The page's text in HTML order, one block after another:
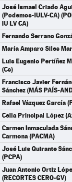
José Ismael Criado
(Podemos-IULV-CA)
IU LV CA)
Fernando Serrano
María Amparo Siles
Luis Eugenio Pertíñez
(Cs)
Francisco Javier
Sánchez (MÁS PAÍS-
Rafael Vázquez García
Celia Principal López
Carmen Inmaculada
Carmona (PACMA)
José Luis Quirante
(PCPA)
Juan Antonio Ortiz
(RECORTES CERO-GV)